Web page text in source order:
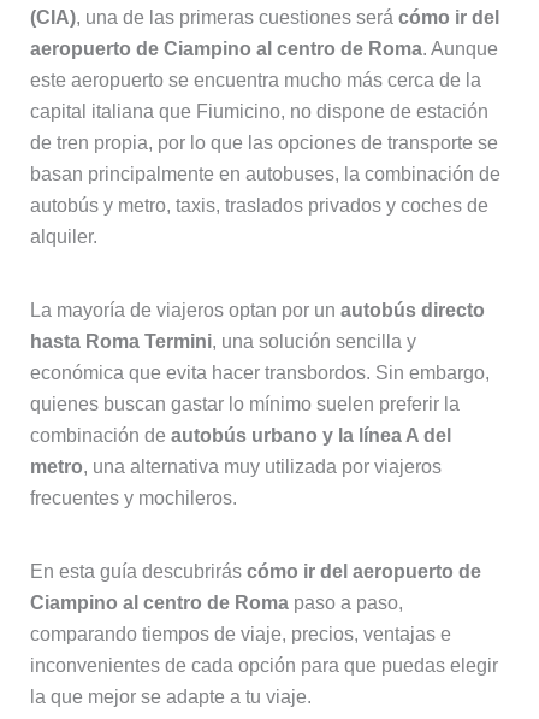
(CIA), una de las primeras cuestiones será cómo ir del
aeropuerto de Ciampino al centro de Roma. Aunque
este aeropuerto se encuentra mucho más cerca de la
capital italiana que Fiumicino, no dispone de estación
de tren propia, por lo que las opciones de transporte se
basan principalmente en autobuses, la combinación de
autobús y metro, taxis, traslados privados y coches de
alquiler.
La mayoría de viajeros optan por un autobús directo
hasta Roma Termini, una solución sencilla y
económica que evita hacer transbordos. Sin embargo,
quienes buscan gastar lo mínimo suelen preferir la
combinación de autobús urbano y la línea A del
metro, una alternativa muy utilizada por viajeros
frecuentes y mochileros.
En esta guía descubrirás cómo ir del aeropuerto de
Ciampino al centro de Romapaso a paso,
comparando tiempos de viaje, precios, ventajas e
inconvenientes de cada opción para que puedas elegir
la que mejor se adapte a tu viaje.